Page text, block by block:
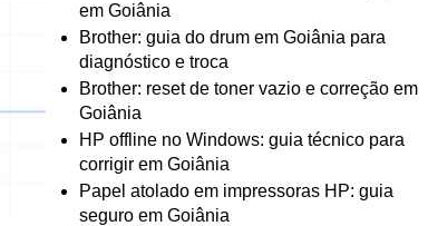
em Goiânia
Brother: guia do drum em Goiânia para
diagnóstico e troca
Brother: reset de toner vazio e correção em
Goiânia
HP offline no Windows: guia técnico para
corrigir em Goiânia
Papel atolado em impressoras HP: guia
seguro em Goiânia